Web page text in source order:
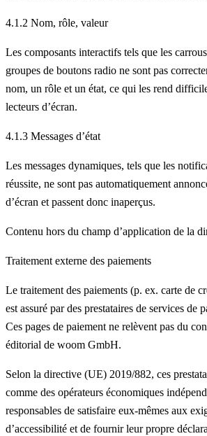
4.1.2 Nom, rôle, valeur
Les composants interactifs tels que les
groupes de boutons radio ne sont pas
nom, un rôle et un état, ce qui les rend
lecteurs d’écran.
4.1.3 Messages d’état
Les messages dynamiques, tels que les
réussite, ne sont pas automatiquement
d’écran et passent donc inaperçus.
Contenu hors du champ d’application de la
Traitement externe des paiements
Le traitement des paiements (p. ex. carte de
est assuré par des prestataires de services de
Ces pages de paiement ne relèvent pas du
éditorial de woom GmbH.
Selon la directive (UE) 2019/882, ces
comme des opérateurs économiques
responsables de satisfaire eux-mêmes aux
d’accessibilité et de fournir leur propre